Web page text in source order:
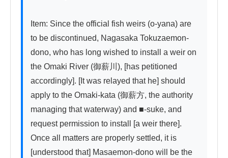
Item: Since the official fish weirs (o-yana) are
to be discontinued, Nagasaka Tokuzaemon-
dono, who has long wished to install a weir on
the Omaki River (御薪川), [has petitioned
accordingly]. [It was relayed that he] should
apply to the Omaki-kata (御薪方, the authority
managing that waterway) and ■-suke, and
request permission to install [a weir there].
Once all matters are properly settled, it is
[understood that] Masaemon-dono will be the